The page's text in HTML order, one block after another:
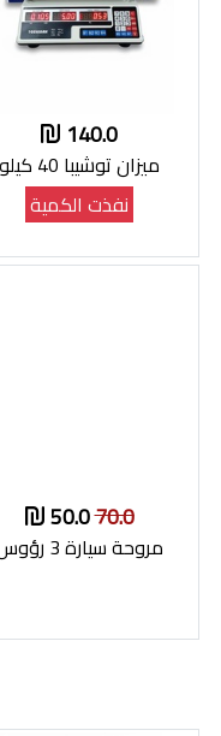
140.0
ميزان توشيبا 40 كيلو
نفذت الكمية
70.0
50.0
مروحة سيارة 3 رؤوس